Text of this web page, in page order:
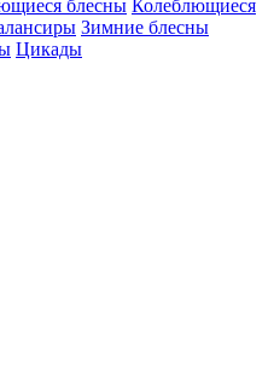
блесны Колеблющиеся
Зимние блесны
Цикады